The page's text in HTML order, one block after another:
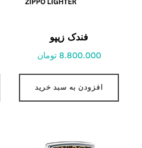
فندک زیپو
8.800.000 تومان
افزودن به سبد خرید